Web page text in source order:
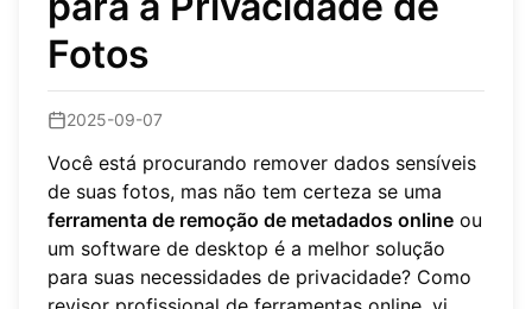
Fotos
2025-09-07
Você está procurando remover dados sensíveis
de suas fotos, mas não tem certeza se uma
ferramenta de remoção de metadados online ou
um software de desktop é a melhor solução
para suas necessidades de privacidade? Como